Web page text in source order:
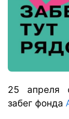
25 апреля
забег фонда